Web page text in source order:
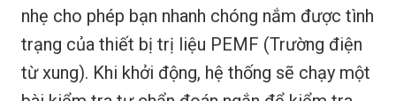
nhẹ cho phép bạn nhanh chóng nắm được tình
trạng của thiết bị trị liệu PEMF (Trường điện
từ xung). Khi khởi động, hệ thống sẽ chạy một